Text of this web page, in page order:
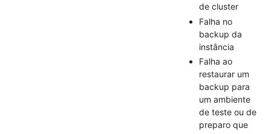
de cluster
Falha no
backup da
instância
Falha ao
restaurar um
backup para
um ambiente
de teste ou de
preparo que